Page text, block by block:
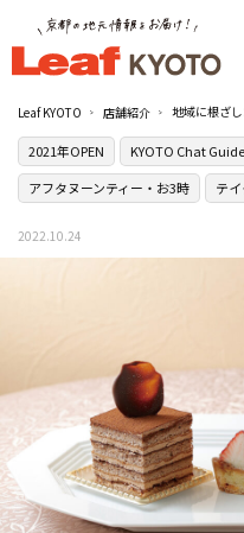
Leaf KYOTO 店舗紹介
2021年OPEN KYOTO Chat Guide
アフタヌーンティー・お3時
テ
2022.10.24